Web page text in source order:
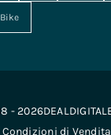
-
Condizioni di Vendita